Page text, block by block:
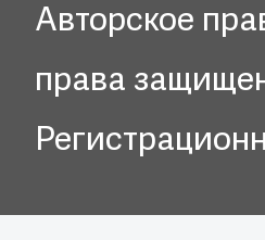
Авторское
права